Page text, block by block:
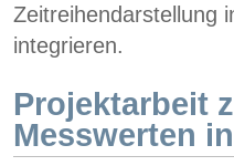
Zeitreihendarstellung
integrieren.
Projektarbeit
Messwerten